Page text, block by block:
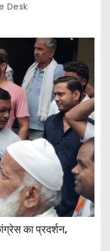
Desk
का प्रदर्शन,